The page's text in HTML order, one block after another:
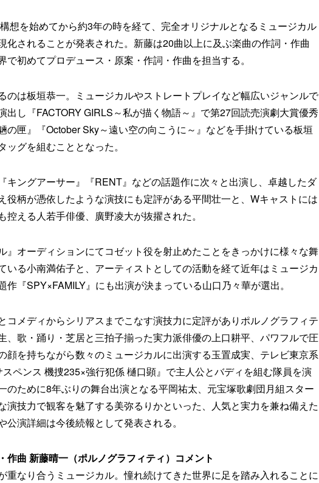
想を始めてから約3年の時を経て、完全オリジナルとなるミュージカル
化されることが発表された。新藤は20曲以上に及ぶ楽曲の作詞・作曲
で初めてプロデュース・原案・作詞・作曲を担当する。
のは板垣恭一。ミュージカルやストレートプレイなど幅広いジャンルで
出し『FACTORY GIRLS～私が描く物語～』で第27回読売演劇大賞優秀
の匣』『October Sky～遠い空の向こうに～』などを手掛けている板垣
グを組むこととなった。
キングアーサー』『RENT』などの話題作に次々と出演し、卓越したダ
役柄が憑依したような演技にも定評がある平間壮一と、Wキャストには
える人若手俳優、廣野凌大が抜擢された。
』オーディションにてコゼット役を射止めたことをきっかけに様々な舞
いる小南満佑子と、アーティストとしての活動を経て近年はミュージカ
作『SPY×FAMILY』にも出演が決まっている山口乃々華が選出。
コメディからシリアスまでこなす演技力に定評がありポルノグラフィテ
、歌・踊り・芝居と三拍子揃った実力派俳優の上口耕平、パワフルで圧
顔を持ちながら数々のミュージカルに出演する玉置成実、テレビ東京系
ペンス 機捜235×強行犯係 樋口顕』で主人公とバディを組む隊員を演
のために8年ぶりの舞台出演となる平岡祐太、元宝塚歌劇団月組スター
演技力で観客を魅了する美弥るりかといった、人気と実力を兼ね備えた
演詳細は今後続報として発表される。
作曲 新藤晴一（ポルノグラフィティ）コメント
重なり合うミュージカル。憧れ続けてきた世界に足を踏み入れることに